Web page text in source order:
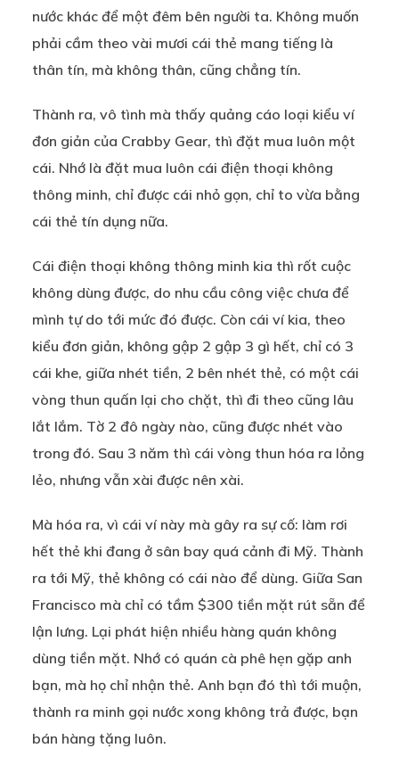
nước khác để một đêm bên người ta. Không muốn
phải cầm theo vài mươi cái thẻ mang tiếng là
thân tín, mà không thân, cũng chẳng tín.
Thành ra, vô tình mà thấy quảng cáo loại kiểu ví
đơn giản của Crabby Gear, thì đặt mua luôn một
cái. Nhớ là đặt mua luôn cái điện thoại không
thông minh, chỉ được cái nhỏ gọn, chỉ to vừa bằng
cái thẻ tín dụng nữa.
Cái điện thoại không thông minh kia thì rốt cuộc
không dùng được, do nhu cầu công việc chưa để
mình tự do tới mức đó được. Còn cái ví kia, theo
kiểu đơn giản, không gập 2 gập 3 gì hết, chỉ có 3
cái khe, giữa nhét tiền, 2 bên nhét thẻ, có một cái
vòng thun quấn lại cho chặt, thì đi theo cũng lâu
lắt lắm. Tờ 2 đô ngày nào, cũng được nhét vào
trong đó. Sau 3 năm thì cái vòng thun hóa ra lỏng
lẻo, nhưng vẫn xài được nên xài.
Mà hóa ra, vì cái ví này mà gây ra sự cố: làm rơi
hết thẻ khi đang ở sân bay quá cảnh đi Mỹ. Thành
ra tới Mỹ, thẻ không có cái nào để dùng. Giữa San
Francisco mà chỉ có tầm $300 tiền mặt rút sẵn để
lận lưng. Lại phát hiện nhiều hàng quán không
dùng tiền mặt. Nhớ có quán cà phê hẹn gặp anh
bạn, mà họ chỉ nhận thẻ. Anh bạn đó thì tới muộn,
thành ra minh gọi nước xong không trả được, bạn
bán hàng tặng luôn.